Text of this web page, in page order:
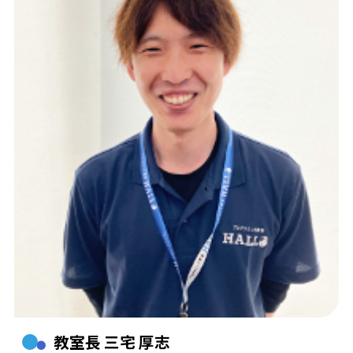
教室長 三宅 厚志